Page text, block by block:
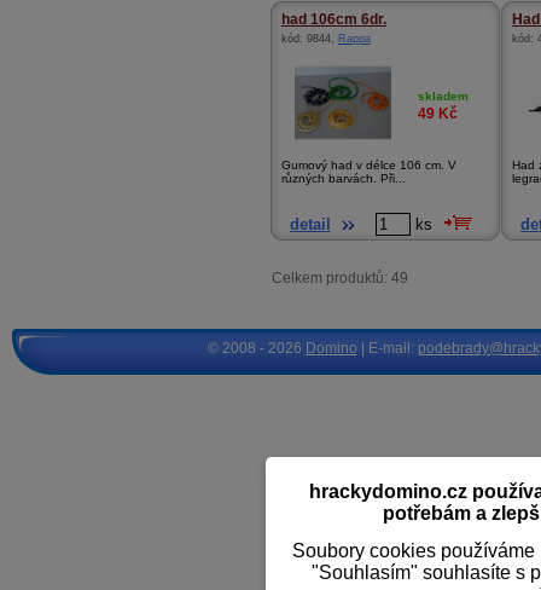
had 106cm 6dr.
kód: 9844, Rappa
skladem
49 Kč
Gumový had v délce 106 cm. V
různých barvách. Při...
detail ks
kód:
Had
Celkem produktů: 49
hrackydomino.cz
potřebám a
Soubory cookies
"Souhlasím" souhlasíte s
© 2008 - 2026 Domino | E-mail: